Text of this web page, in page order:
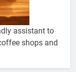
assistant to
shops and